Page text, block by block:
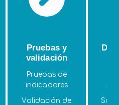
Pruebas y
validación
Pruebas de
indicadores
Validación de